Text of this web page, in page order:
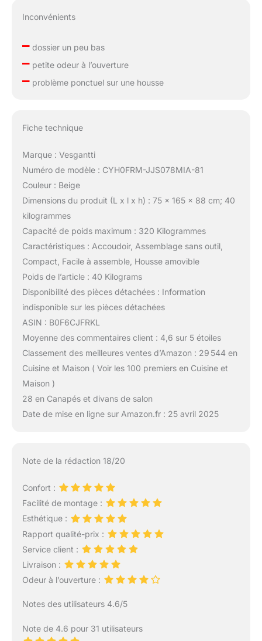
Inconvénients
–dossier un peu bas
–petite odeur à l’ouverture
–problème ponctuel sur une housse
Fiche technique
Marque : Vesgantti
Numéro de modèle : CYH0FRM-JJS078MIA-81
Couleur : Beige
Dimensions du produit (L x l x h) : 75 x 165 x 88 cm; 40
kilogrammes
Capacité de poids maximum : 320 Kilogrammes
Caractéristiques : Accoudoir, Assemblage sans outil,
Compact, Facile à assemble, Housse amovible
Poids de l’article : 40 Kilograms
Disponibilité des pièces détachées : Information
indisponible sur les pièces détachées
ASIN : B0F6CJFRKL
Moyenne des commentaires client : 4,6 sur 5 étoiles
Classement des meilleures ventes d’Amazon : 29 544 en
Cuisine et Maison ( Voir les 100 premiers en Cuisine et
Maison )
28 en Canapés et divans de salon
Date de mise en ligne sur Amazon.fr : 25 avril 2025
Note de la rédaction 18/20
Confort :
Facilité de montage :
Esthétique :
Rapport qualité-prix :
Service client :
Livraison :
Odeur à l’ouverture :
Notes des utilisateurs 4.6/5
Note de 4.6 pour 31 utilisateurs